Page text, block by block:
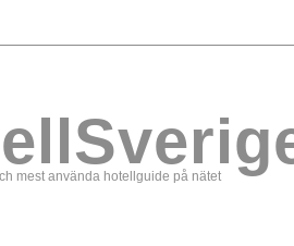
mest använda hotellguide på nätet